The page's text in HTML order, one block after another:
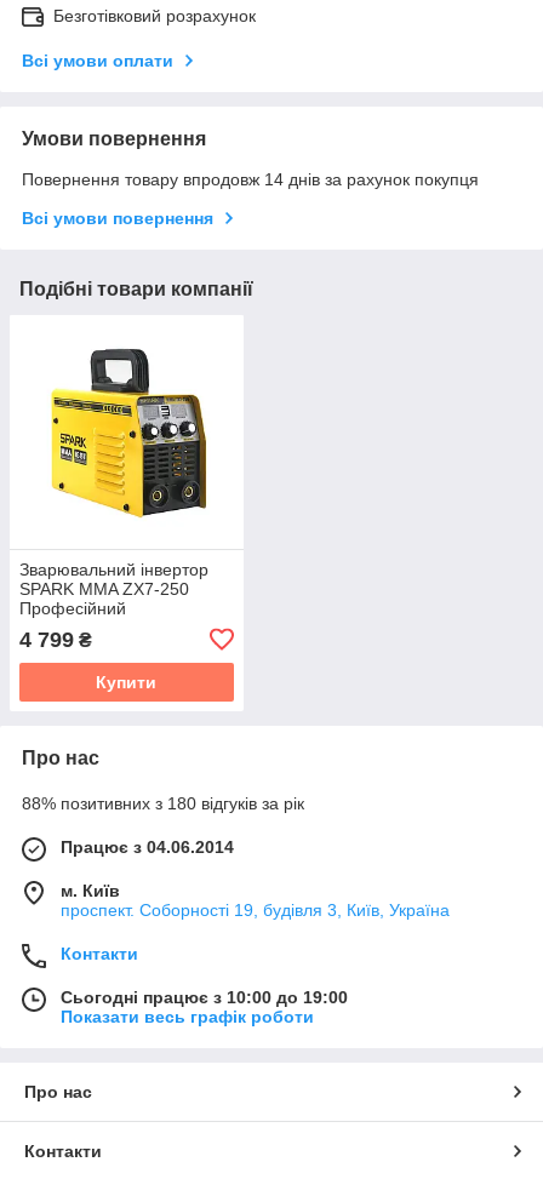
Безготівковий розрахунок
Всі умови оплати
Умови повернення
Повернення товару впродовж 14 днів за рахунок покупця
Всі умови повернення
Подібні товари компанії
Зварювальний інвертор
SPARK MMA ZX7-250
Професійний
4 799 ₴
Купити
Про нас
88% позитивних з 180 відгуків за рік
Працює з 04.06.2014
м. Київ
проспект. Соборності 19, будівля 3, Київ, Україна
Контакти
Сьогодні працює з 10:00 до 19:00
Показати весь графік роботи
Про нас
Контакти